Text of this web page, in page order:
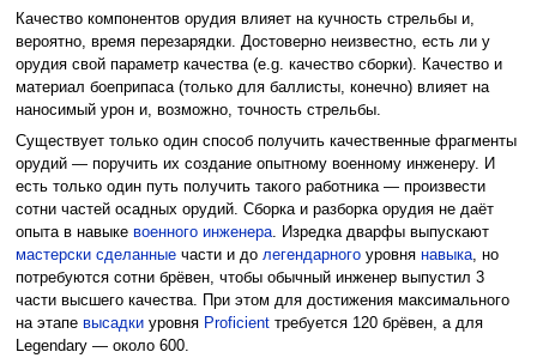
Качество компонентов орудия влияет на кучность стрельбы и,
вероятно, время перезарядки. Достоверно неизвестно, есть ли у
орудия свой параметр качества (e.g. качество сборки). Качество и
материал боеприпаса (только для баллисты, конечно) влияет на
наносимый урон и, возможно, точность стрельбы.
Существует только один способ получить качественные фрагменты
орудий — поручить их создание опытному военному инженеру. И
есть только один путь получить такого работника — произвести
сотни частей осадных орудий. Сборка и разборка орудия не даёт
опыта в навыке военного инженера. Изредка дварфы выпускают
мастерски сделанныечасти и до легендарногоуровня навыка, но
потребуются сотни брёвен, чтобы обычный инженер выпустил 3
части высшего качества. При этом для достижения максимального
на этапе высадкиуровня Proficientтребуется 120 брёвен, а для
Legendary — около 600.